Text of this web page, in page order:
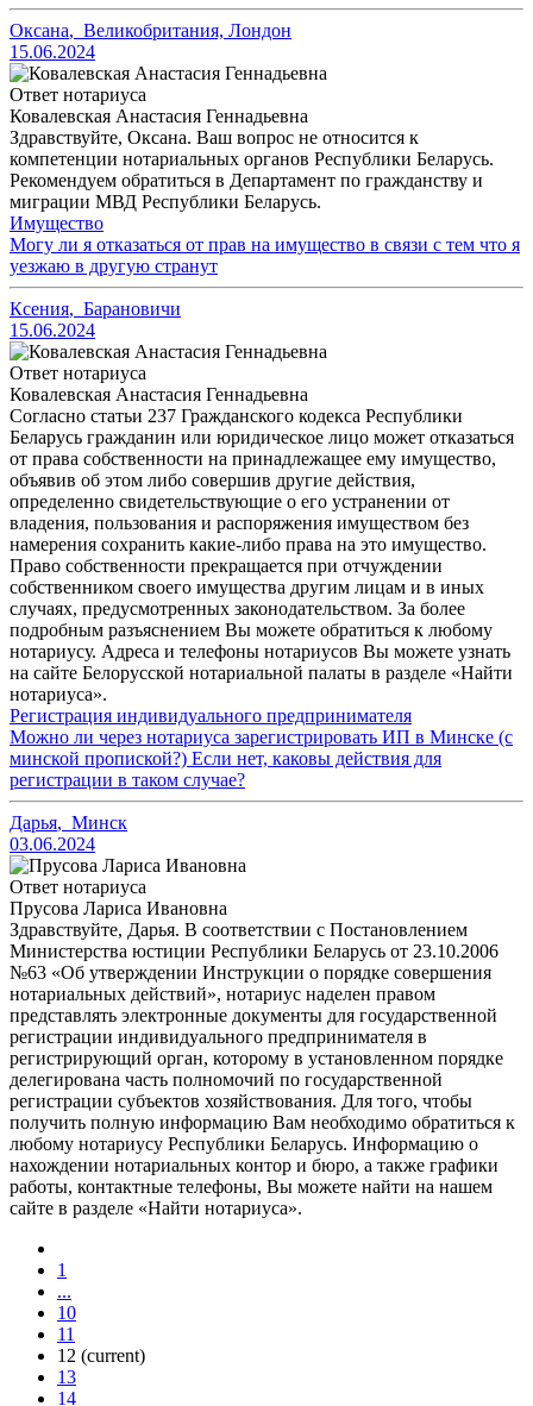
Оксана, Великобритания, Лондон
15.06.2024
Ответ нотариуса
Ковалевская Анастасия Геннадьевна
Здравствуйте, Оксана. Ваш вопрос не относится к
компетенции нотариальных органов Республики Беларусь.
Рекомендуем обратиться в Департамент по гражданству и
миграции МВД Республики Беларусь.
Имущество
Могу ли я отказаться от прав на имущество в связи с тем что я
уезжаю в другую странут
Ксения, Барановичи
15.06.2024
Ответ нотариуса
Ковалевская Анастасия Геннадьевна
Согласно статьи 237 Гражданского кодекса Республики
Беларусь гражданин или юридическое лицо может отказаться
от права собственности на принадлежащее ему имущество,
объявив об этом либо совершив другие действия,
определенно свидетельствующие о его устранении от
владения, пользования и распоряжения имуществом без
намерения сохранить какие-либо права на это имущество.
Право собственности прекращается при отчуждении
собственником своего имущества другим лицам и в иных
случаях, предусмотренных законодательством. За более
подробным разъяснением Вы можете обратиться к любому
нотариусу. Адреса и телефоны нотариусов Вы можете узнать
на сайте Белорусской нотариальной палаты в разделе «Найти
нотариуса».
Регистрация индивидуального предпринимателя
Можно ли через нотариуса зарегистрировать ИП в Минске (с
минской пропиской?) Если нет, каковы действия для
регистрации в таком случае?
Дарья, Минск
03.06.2024
Ответ нотариуса
Прусова Лариса Ивановна
Здравствуйте, Дарья. В соответствии с Постановлением
Министерства юстиции Республики Беларусь от 23.10.2006
№63 «Об утверждении Инструкции о порядке совершения
нотариальных действий», нотариус наделен правом
представлять электронные документы для государственной
регистрации индивидуального предпринимателя в
регистрирующий орган, которому в установленном порядке
делегирована часть полномочий по государственной
регистрации субъектов хозяйствования. Для того, чтобы
получить полную информацию Вам необходимо обратиться к
любому нотариусу Республики Беларусь. Информацию о
нахождении нотариальных контор и бюро, а также графики
работы, контактные телефоны, Вы можете найти на нашем
сайте в разделе «Найти нотариуса».
1
...
10
11
12 (current)
13
14